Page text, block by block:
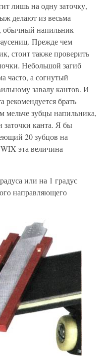
лишь на одну заточку,
делают из весьма
обычный напильник
Прежде чем
стоит также проверить
Небольшой загиб
часто, а согнутый
завалу кантов. И
рекомендуется брать
зубцы напильника,
заточки канта. Я бы
20 зубцов на
эта величина
или на 1 градус
направляющего